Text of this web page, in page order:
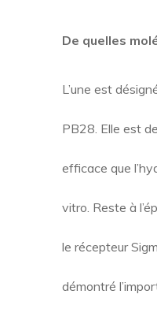
De quelles
L’une est
PB28. Elle est
efficace que
vitro. Reste à
le récepteur
démontré